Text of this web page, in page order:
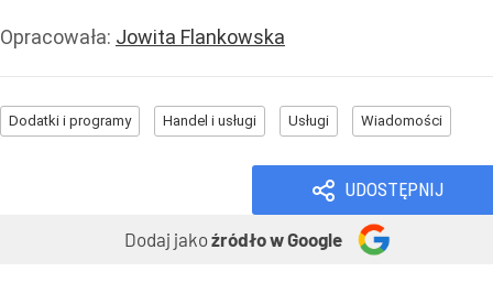
Opracowała: Jowita Flankowska
Dodatki i programy Handel i usługi Usługi Wiadomości
UDOSTĘPNIJ
Dodaj jakoźródło w Google